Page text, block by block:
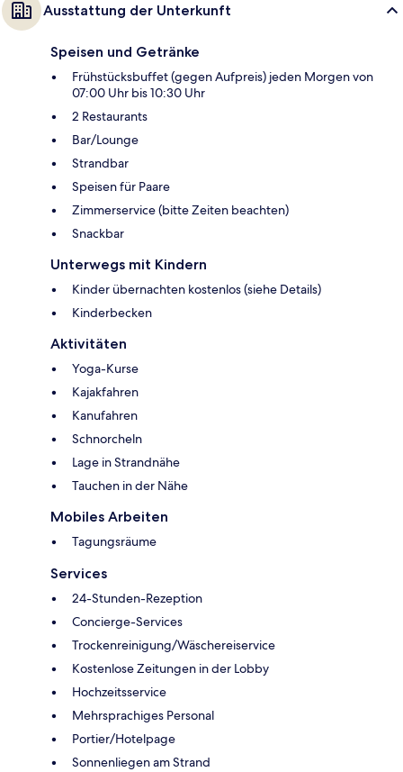
Ausstattung der Unterkunft
Speisen und Getränke
Frühstücksbuffet (gegen Aufpreis) jeden Morgen von
07:00 Uhr bis 10:30 Uhr
2 Restaurants
Bar/Lounge
Strandbar
Speisen für Paare
Zimmerservice (bitte Zeiten beachten)
Snackbar
Unterwegs mit Kindern
Kinder übernachten kostenlos (siehe Details)
Kinderbecken
Aktivitäten
Yoga-Kurse
Kajakfahren
Kanufahren
Schnorcheln
Lage in Strandnähe
Tauchen in der Nähe
Mobiles Arbeiten
Tagungsräume
Services
24-Stunden-Rezeption
Concierge-Services
Trockenreinigung/Wäschereiservice
Kostenlose Zeitungen in der Lobby
Hochzeitsservice
Mehrsprachiges Personal
Portier/Hotelpage
Sonnenliegen am Strand